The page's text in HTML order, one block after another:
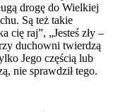
drogę do Wielkiej
Są też takie
cię raj”, „Jesteś zły –
duchowni twierdzą
Jego częścią lub
nie sprawdził tego.